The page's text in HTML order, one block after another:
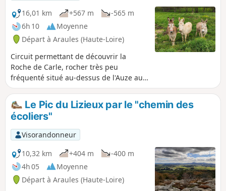
16,01 km
+567 m
-565 m
6h 10
Moyenne
Départ à Araules (Haute-Loire)
Circuit permettant de découvrir la
Roche de Carle, rocher très peu
fréquenté situé au-dessus de l'Auze au
début de son cours. Départ d'Araules,
retour par le Testavoyre .
Le Pic du Lizieux par le "chemin des
écoliers"
Visorandonneur
10,32 km
+404 m
-400 m
4h 05
Moyenne
Départ à Araules (Haute-Loire)